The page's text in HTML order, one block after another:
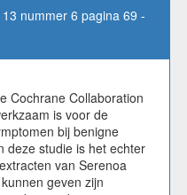
nummer 6 pagina 69 -
Cochrane Collaboration
is voor de
bij benigne
deze studie is het echter
van Serenoa
geven zijn